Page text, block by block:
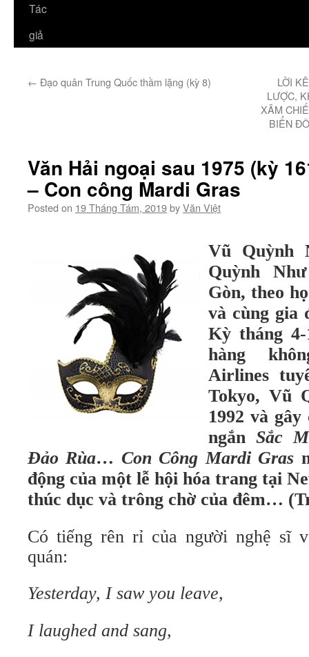
Tác
giả
← Đạo quân Trung Quốc thầm lặng (kỳ 8)
LỜI
LƯỢC,
XÂM
BIỂN
Văn Hải ngoại sau 1975 (kỳ
– Con công Mardi Gras
Posted on 19 Tháng Tám, 2019byVăn Việt
Vũ Quỳnh
Quỳnh
Gòn, theo
và cùng gia
Kỳ tháng
hàng
Airlines
Tokyo, Vũ
1992 và
ngắn Sắc
Đảo Rùa… Con Công Mardi Gras
động của một lễ hội hóa trang tại
thúc dục và trông chờ của đêm…
Có tiếng rên rỉ của người nghệ sĩ
quán:
Yesterday, I saw you leave,
I laughed and sang,